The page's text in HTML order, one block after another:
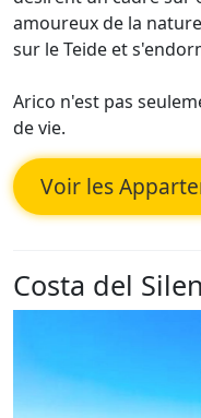
amoureux de la
sur le Teide et
Arico n'est pas
de vie.
Voir les
Costa del